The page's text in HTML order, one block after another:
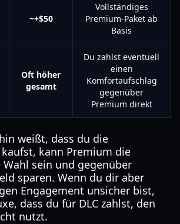
~+$50
Vollständiges
Premium-Paket ab
Basis
Oft höher
gesamt
Du zahlst eventuell
einen
Komfortaufschlag
gegenüber
Premium direkt
weißt, dass du die
kann Premium die
sein und gegenüber
sparen. Wenn du dir aber
Engagement unsicher bist,
dass du für DLC zahlst, den
nutzt.